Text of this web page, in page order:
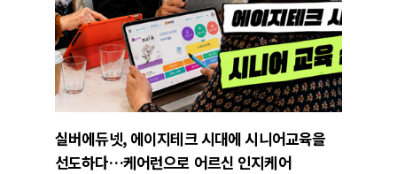
실버에듀넷, 에이지테크 시대에 시니어교육을
선도하다…케어런으로 어르신 인지케어